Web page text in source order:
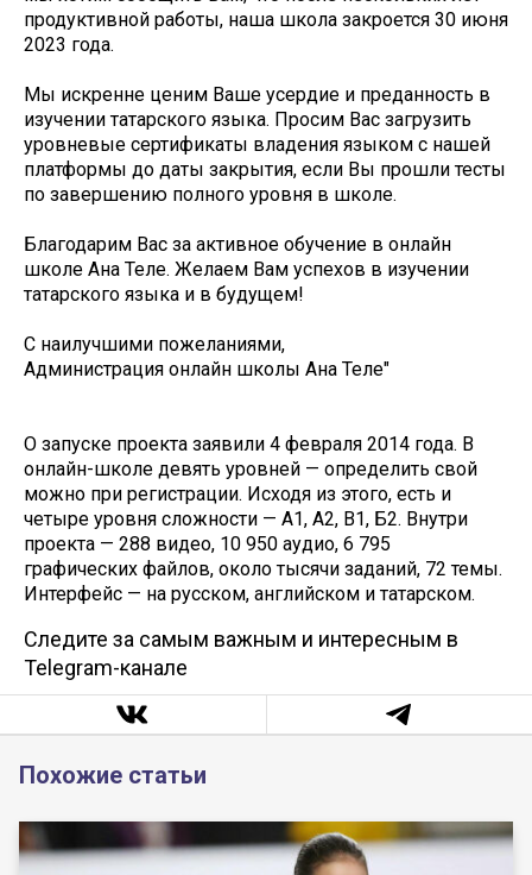
продуктивной работы, наша школа закроется 30 июня
2023 года.
Мы искренне ценим Ваше усердие и преданность в
изучении татарского языка. Просим Вас загрузить
уровневые сертификаты владения языком с нашей
платформы до даты закрытия, если Вы прошли тесты
по завершению полного уровня в школе.
Благодарим Вас за активное обучение в онлайн
школе Ана Теле. Желаем Вам успехов в изучении
татарского языка и в будущем!
С наилучшими пожеланиями,
Администрация онлайн школы Ана Теле"
О запуске проекта заявили 4 февраля 2014 года. В
онлайн-школе девять уровней — определить свой
можно при регистрации. Исходя из этого, есть и
четыре уровня сложности — А1, А2, B1, Б2. Внутри
проекта — 288 видео, 10 950 аудио, 6 795
графических файлов, около тысячи заданий, 72 темы.
Интерфейс — на русском, английском и татарском.
Следите за самым важным и интересным в
Telegram-канале
Похожие статьи